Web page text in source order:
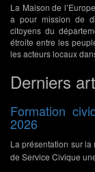
La Maison de
a pour mission de
citoyens du
étroite entre les
les acteurs locaux
Derniers
Formation
2026
La présentation sur
de Service Civique